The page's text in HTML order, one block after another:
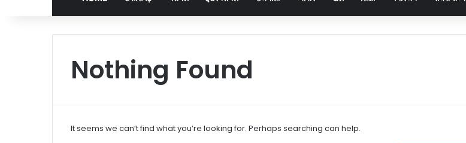
Nothing Found
It seems we can’t find what you’re looking for. Perhaps searching can help.